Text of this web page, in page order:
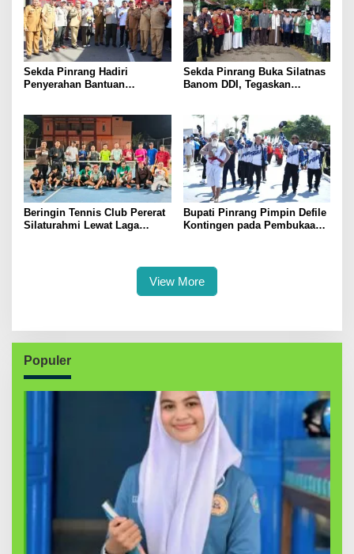
Sekda Pinrang Hadiri
Penyerahan Bantuan
Sekda Pinrang Buka Silatnas
Banom DDI, Tegaskan
Beringin Tennis Club Pererat
Silaturahmi Lewat Laga
Bupati Pinrang Pimpin Defile
Kontingen pada Pembukaan
Unggul
View More
Populer